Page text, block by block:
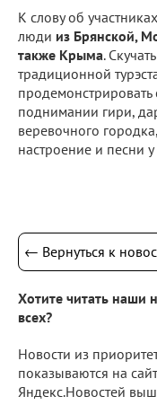
К слову об
люди из Брянской,
также Крыма.
традиционной
продемонстрировать
поднимании гири,
веревочного
настроение и песни
← Вернуться к
Хотите читать наши
всех?
Новости из
показываются на
Яндекс.Новостей